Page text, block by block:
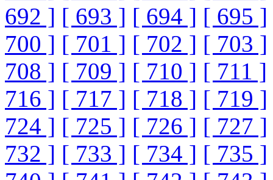
692 ] [ 693 ] [ 694 ] [ 695 ]
700 ] [ 701 ] [ 702 ] [ 703 ]
708 ] [ 709 ] [ 710 ] [ 711 ]
716 ] [ 717 ] [ 718 ] [ 719 ]
724 ] [ 725 ] [ 726 ] [ 727 ]
732 ] [ 733 ] [ 734 ] [ 735 ]